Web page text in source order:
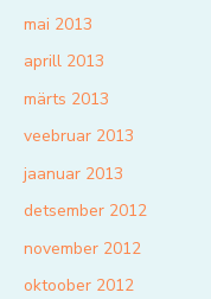
mai 2013
aprill 2013
märts 2013
veebruar 2013
jaanuar 2013
detsember 2012
november 2012
oktoober 2012